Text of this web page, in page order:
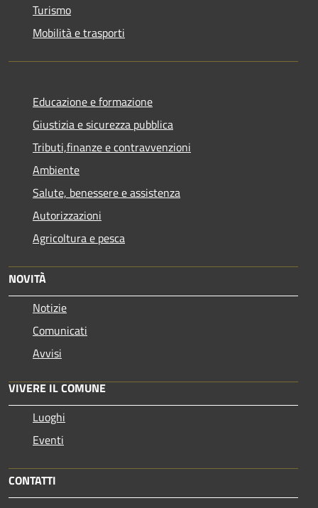
Turismo
Mobilità e trasporti
Educazione e formazione
Giustizia e sicurezza pubblica
Tributi,finanze e contravvenzioni
Ambiente
Salute, benessere e assistenza
Autorizzazioni
Agricoltura e pesca
NOVITÀ
Notizie
Comunicati
Avvisi
VIVERE IL COMUNE
Luoghi
Eventi
CONTATTI